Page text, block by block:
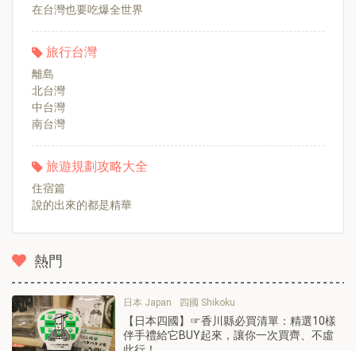
在台灣也要吃爆全世界
旅行台灣
離島
北台灣
中台灣
南台灣
旅遊規劃攻略大全
住宿篇
說的出來的都是精華
熱門
日本 Japan 四國 Shikoku
【日本四國】☞香川縣必買清單：精選10樣
伴手禮給它BUY起來，讓你一次買齊、不虛